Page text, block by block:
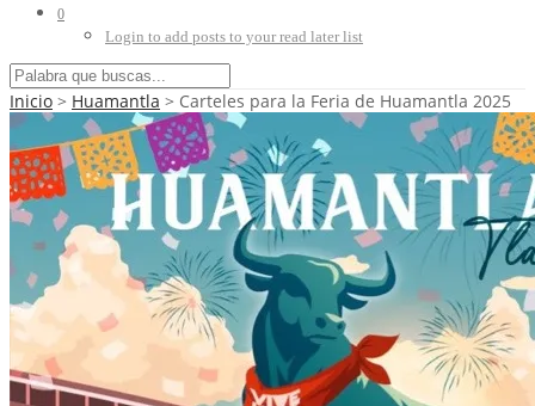
0
Login to add posts to your read later list
Inicio > Huamantla > Carteles para la Feria de Huamantla 2025